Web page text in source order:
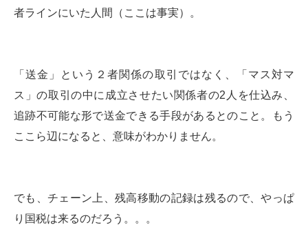
者ラインにいた人間（ここは事実）。
「送金」という２者関係の取引ではなく、「マス対マ
ス」の取引の中に成立させたい関係者の2人を仕込み、
追跡不可能な形で送金できる手段があるとのこと。もう
ここら辺になると、意味がわかりません。
でも、チェーン上、残高移動の記録は残るので、やっぱ
り国税は来るのだろう。。。